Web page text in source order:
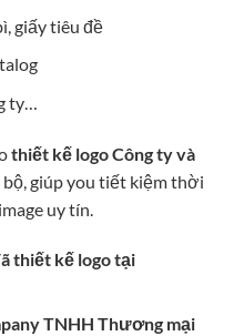
giấy tiêu đề
ty…
thiết kế logo Công ty và
bộ, giúp you tiết kiệm thời
uy tín.
thiết kế logo tại
TNHH Thương mại